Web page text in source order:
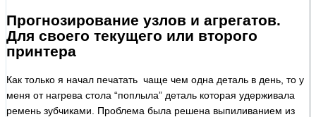
Прогнозирование узлов и агрегатов.
Для своего текущего или второго
принтера
Как только я начал печатать чаще чем одна деталь в день, то у
меня от нагрева стола “поплыла” деталь которая удерживала
ремень зубчиками. Проблема была решена выпиливанием из